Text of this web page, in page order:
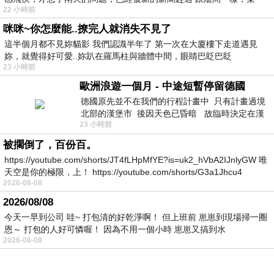
22 小時前
咪咪~你怎麼能..撩完人就消失不見了
這半個月都不見妳貓影 我們認識半年了 第一次在大廈樓下走道遇見
妳，就覺得好可愛..妳趴在羅馬柱與牆體中間，眼睛巴眨巴眨
23 小時前
歐洲浪遊一個月 - 中途短暫停留德國
德國原先並不在我們的行程計畫中 只有計畫過境
北部的漢堡市 後因天色已昏暗 故臨時決定在漢
堡市吃晚餐和過夜
23 小時前
被擱倒了，百份百。
https://youtube.com/shorts/JT4fLHpMfYE?is=uk2_hVbA2IJnlyGW 唯
天空是你的極限，上！ https://youtube.com/shorts/G3a1Jhcu4
2026-08-08
2026/08/08
今天一早到公司 哇~ 打包清的好乾淨啊！ 但上班前 崽崽到現場掃一圈
恩～ 打包的人好可憐喔！ 因為不用一個小時 崽崽又搞到水
2026-08-08